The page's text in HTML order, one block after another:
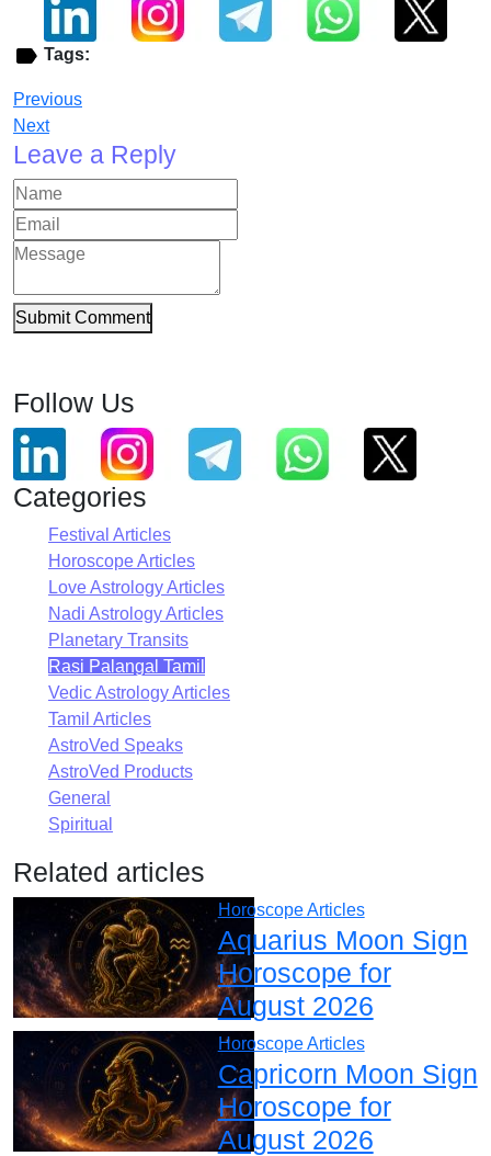
Tags:
Previous
Next
Leave a Reply
Submit Comment
Follow Us
Categories
Festival Articles
Horoscope Articles
Love Astrology Articles
Nadi Astrology Articles
Planetary Transits
Rasi Palangal Tamil
Vedic Astrology Articles
Tamil Articles
AstroVed Speaks
AstroVed Products
General
Spiritual
Related articles
Horoscope Articles
Aquarius Moon Sign
Horoscope for
August 2026
Horoscope Articles
Capricorn Moon Sign
Horoscope for
August 2026